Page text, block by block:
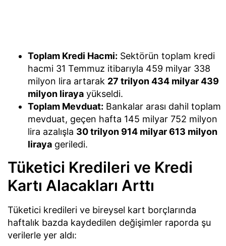
Toplam Kredi Hacmi: Sektörün toplam kredi
hacmi 31 Temmuz itibarıyla 459 milyar 338
milyon lira artarak 27 trilyon 434 milyar 439
milyon liraya yükseldi.
Toplam Mevduat: Bankalar arası dahil toplam
mevduat, geçen hafta 145 milyar 752 milyon
lira azalışla 30 trilyon 914 milyar 613 milyon
liraya geriledi.
Tüketici Kredileri ve Kredi
Kartı Alacakları Arttı
Tüketici kredileri ve bireysel kart borçlarında
haftalık bazda kaydedilen değişimler raporda şu
verilerle yer aldı: